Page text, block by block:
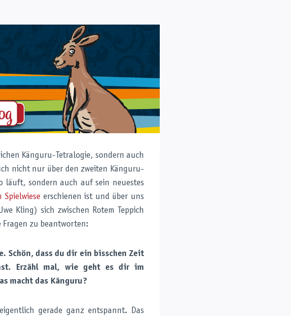
Känguru-Tetralogie, sondern auch
nicht nur über den zweiten Känguru-
läuft, sondern auch auf sein neuestes
Spielwiese erschienen ist und über uns
Kling) sich zwischen Rotem Teppich
Fragen zu beantworten:
Schön, dass du dir ein bisschen Zeit
Erzähl mal, wie geht es dir im
macht das Känguru?
gerade ganz entspannt. Das